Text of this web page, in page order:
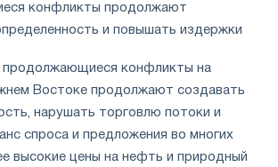
конфликты продолжают
и повышать издержки
продолжающиеся конфликты на
Востоке продолжают создавать
нарушать торговлю потоки и
спроса и предложения во многих
высокие цены на нефть и природный